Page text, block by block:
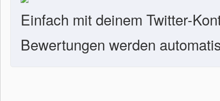
Einfach mit deinem Twitter-
Bewertungen werden